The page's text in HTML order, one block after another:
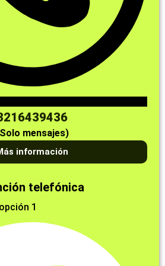
mensajes)
información
telefónica
1